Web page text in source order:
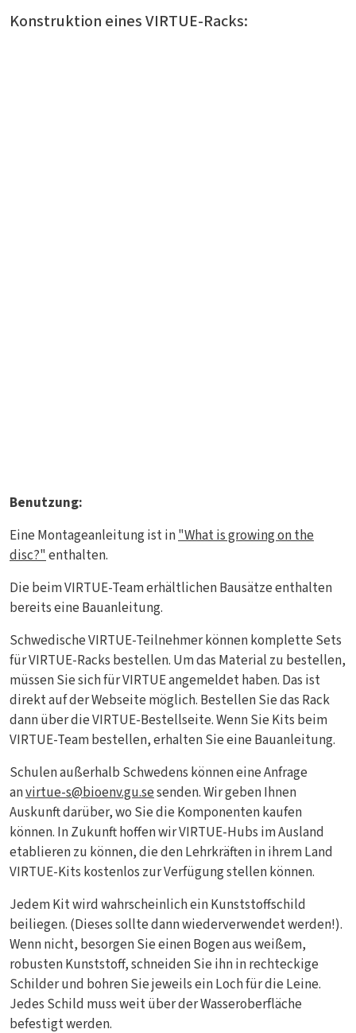
Konstruktion eines VIRTUE-Racks:
Benutzung:
Eine Montageanleitung ist in"What is growing on the
disc?"enthalten.
Die beim VIRTUE-Team erhältlichen Bausätze enthalten
bereits eine Bauanleitung.
Schwedische VIRTUE-Teilnehmer können komplette Sets
für VIRTUE-Racks bestellen. Um das Material zu bestellen,
müssen Sie sich für VIRTUE angemeldet haben. Das ist
direkt auf der Webseite möglich. Bestellen Sie das Rack
dann über die VIRTUE-Bestellseite. Wenn Sie Kits beim
VIRTUE-Team bestellen, erhalten Sie eine Bauanleitung.
Schulen außerhalb Schwedens können eine Anfrage
anvirtue-s@bioenv.gu.sesenden. Wir geben Ihnen
Auskunft darüber, wo Sie die Komponenten kaufen
können. In Zukunft hoffen wir VIRTUE-Hubs im Ausland
etablieren zu können, die den Lehrkräften in ihrem Land
VIRTUE-Kits kostenlos zur Verfügung stellen können.
Jedem Kit wird wahrscheinlich ein Kunststoffschild
beiliegen. (Dieses sollte dann wiederverwendet werden!).
Wenn nicht, besorgen Sie einen Bogen aus weißem,
robusten Kunststoff, schneiden Sie ihn in rechteckige
Schilder und bohren Sie jeweils ein Loch für die Leine.
Jedes Schild muss weit über der Wasseroberfläche
befestigt werden.